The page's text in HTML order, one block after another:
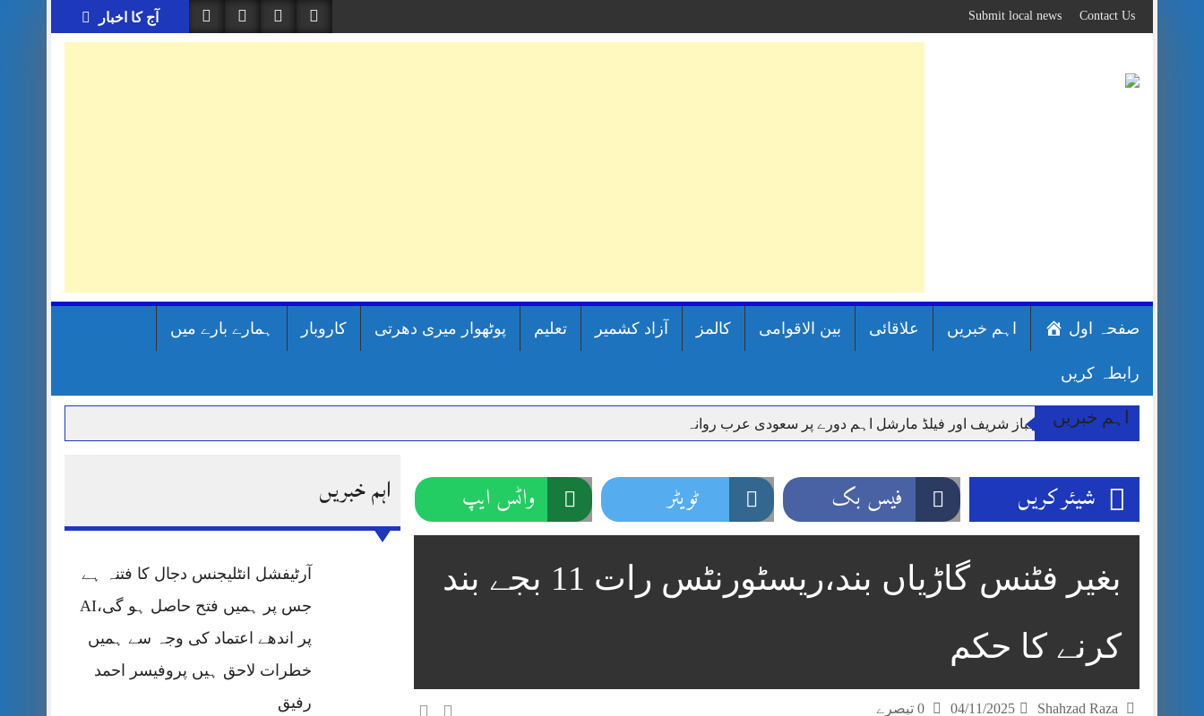
to
content
آج کا اخبار Contact Us
Submit local news
صفحہ اول اہم خبریں علاقائی بین الاقوامی کالمز آزاد کشمیر تعلیم پوٹھوار میری دھرتی کاروبار ہمارے بارے میں
رابطہ کریں
اہم خبریں
وزیر اعظم شہباز شریف اور فیلڈ مارشل اہم دورے پر سعودی عرب روانہ
قائداعظم نامی شہری کا شناختی کارڈ بلاک،عدالت کا شہری کو پیش ہونے کا حکم
چارسدہ کا بہادر سپوت وطن کی حرمت پر قربان
ڈپٹی کمشنر راولپنڈی کیپٹن(ر) ندیم ناصر کا دورہء کلرسیداں
مون سون بارشیں، لینڈ سلائیڈنگ اور کوٹلی ستیاں کے نظر انداز متاثرین
شہید گر وپ کیپٹنعاصم طارق مکمل فوجی اعزاز کے ساتھ سپردِ خاک
اہم خبریں
آرٹیفشل انٹلیجنس دجال کا فتنہ ہے
جس پر ہمیں فتح حاصل ہو گی،AI
پر اندھے اعتماد کی وجہ سے ہمیں
خطرات لاحق ہیں پروفیسر احمد
رفیق
شیئر کریں فیس بک ٹویٹر واٹس ایپ
بغیر فٹنس گاڑیاں بند،ریسٹورنٹس رات 11 بجے بند
کرنے کا حکم
Shahzad Raza
04/11/2025